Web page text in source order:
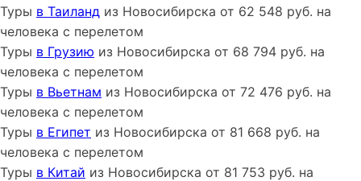
Туры в Таиланд из Новосибирска от 62 548 руб. на
человека с перелетом
Туры в Грузию из Новосибирска от 68 794 руб. на
человека с перелетом
Туры в Вьетнам из Новосибирска от 72 476 руб. на
человека с перелетом
Туры в Египет из Новосибирска от 81 668 руб. на
человека с перелетом
Туры в Китай из Новосибирска от 81 753 руб. на